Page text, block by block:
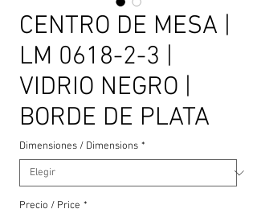
CENTRO DE MESA |
LM 0618-2-3 |
VIDRIO NEGRO |
BORDE DE PLATA
Dimensiones / Dimensions *
Precio / Price *